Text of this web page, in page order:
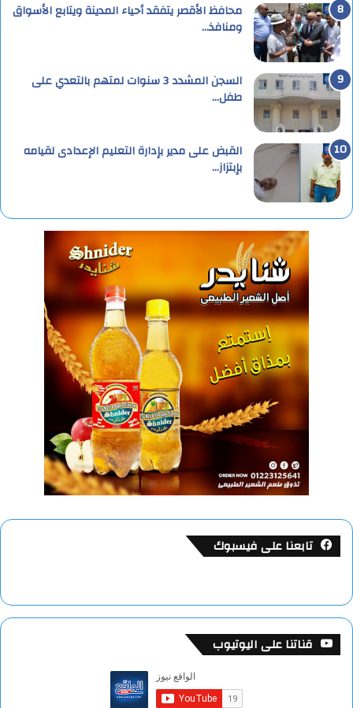
محافظ الأقصر يتفقد أحياء المدينة ويتابع الأسواق
ومنافذ…
السجن المشدد 3 سنوات لمتهم بالتعدي على
طفل…
القبض على مدير بإدارة التعليم الإعدادى لقيامه
بإبتزاز…
تابعنا على فيسبوك
قناتنا على اليوتيوب